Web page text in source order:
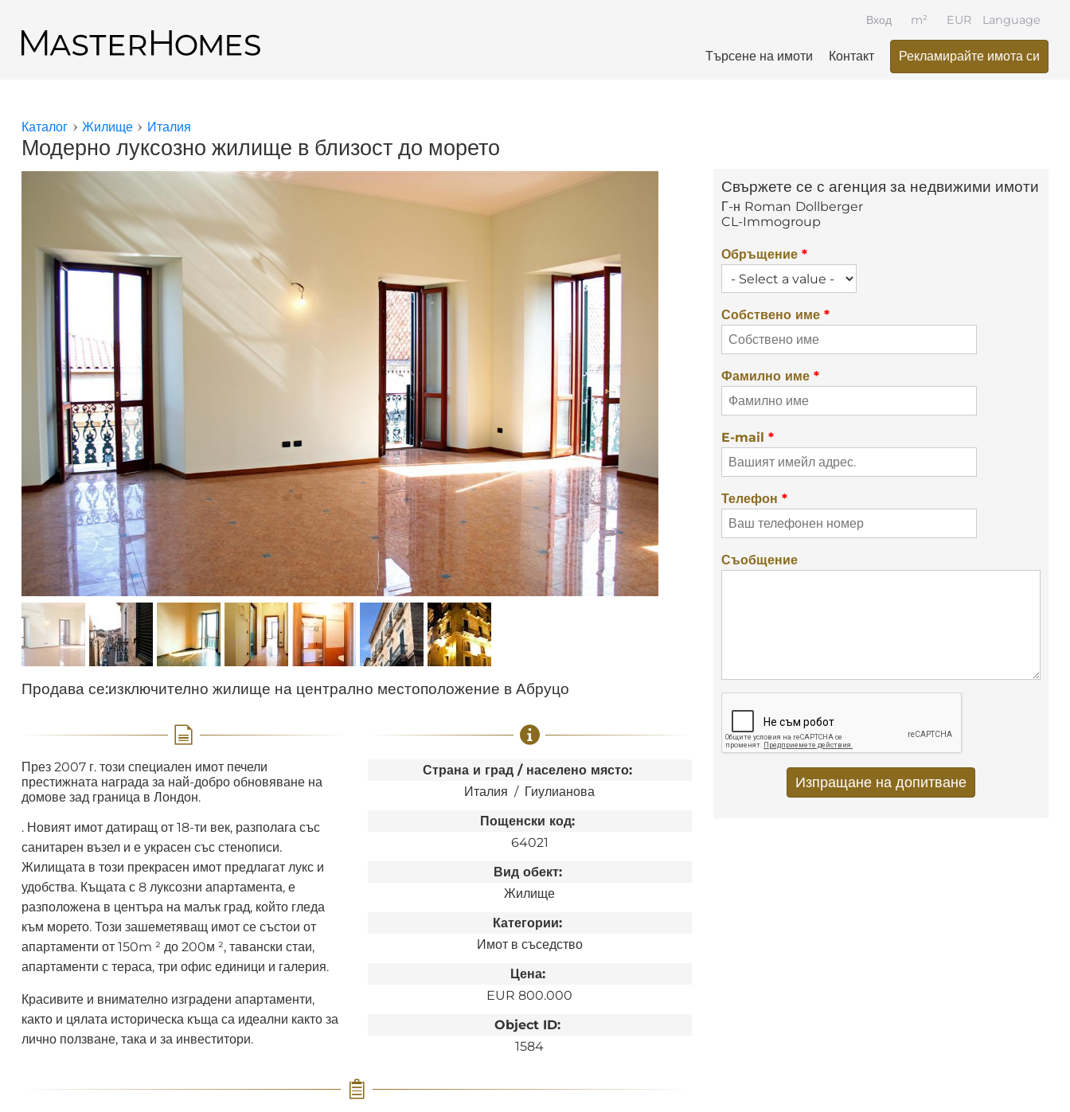
Language
Търсене на имоти Контакт Рекламирайте имота си
Вход EUR
m²
Обратно към резултатите от търсенето
Вие сте тук
Каталог Жилище Италия
Модерно луксозно жилище в близост до морето
Продава се:изключително жилище на централно местоположение в Абруцо
Страна и град / населено място:
Италия
Гиулианова
Пощенски код:
64021
Вид обект:
Жилище
Категории:
Имот в съседство
Цена:
EUR 800.000
Object ID:
1584
През 2007 г. този специален имот печели
престижната награда за най-добро обновяване на
домове зад граница в Лондон.
. Новият имот датиращ от 18-ти век, разполага със
санитарен възел и е украсен със стенописи.
Жилищата в този прекрасен имот предлагат лукс и
удобства. Къщата с 8 луксозни апартамента, е
разположена в центъра на малък град, който гледа
към морето. Този зашеметяващ имот се състои от
апартаменти от 150m ² до 200м ², тавански стаи,
апартаменти с тераса, три офис единици и галерия.
Красивите и внимателно изградени апартаменти,
както и цялата историческа къща са идеални както за
лично ползване, така и за инвеститори.
Свържете се с агенция за недвижими имоти
Г-н Roman Dollberger
CL-Immogroup
Обръщение *
Собствено име *
Фамилно име *
E-mail *
Телефон *
Съобщение
Vertical Tabs